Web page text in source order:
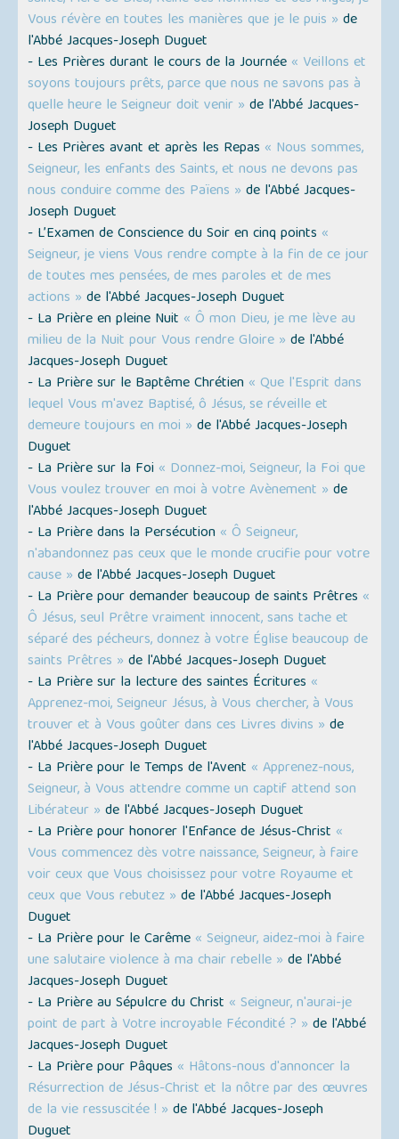
Vous révère en toutes les manières que je le puis » de
l'Abbé Jacques-Joseph Duguet
- Les Prières durant le cours de la Journée « Veillons et
soyons toujours prêts, parce que nous ne savons pas à
quelle heure le Seigneur doit venir » de l'Abbé Jacques-
Joseph Duguet
- Les Prières avant et après les Repas « Nous sommes,
Seigneur, les enfants des Saints, et nous ne devons pas
nous conduire comme des Païens » de l'Abbé Jacques-
Joseph Duguet
- L’Examen de Conscience du Soir en cinq points «
Seigneur, je viens Vous rendre compte à la fin de ce jour
de toutes mes pensées, de mes paroles et de mes
actions » de l'Abbé Jacques-Joseph Duguet
- La Prière en pleine Nuit « Ô mon Dieu, je me lève au
milieu de la Nuit pour Vous rendre Gloire » de l'Abbé
Jacques-Joseph Duguet
- La Prière sur le Baptême Chrétien « Que l'Esprit dans
lequel Vous m'avez Baptisé, ô Jésus, se réveille et
demeure toujours en moi » de l'Abbé Jacques-Joseph
Duguet
- La Prière sur la Foi « Donnez-moi, Seigneur, la Foi que
Vous voulez trouver en moi à votre Avènement » de
l'Abbé Jacques-Joseph Duguet
- La Prière dans la Persécution « Ô Seigneur,
n'abandonnez pas ceux que le monde crucifie pour votre
cause » de l'Abbé Jacques-Joseph Duguet
- La Prière pour demander beaucoup de saints Prêtres «
Ô Jésus, seul Prêtre vraiment innocent, sans tache et
séparé des pécheurs, donnez à votre Église beaucoup de
saints Prêtres » de l'Abbé Jacques-Joseph Duguet
- La Prière sur la lecture des saintes Écritures «
Apprenez-moi, Seigneur Jésus, à Vous chercher, à Vous
trouver et à Vous goûter dans ces Livres divins » de
l'Abbé Jacques-Joseph Duguet
- La Prière pour le Temps de l'Avent « Apprenez-nous,
Seigneur, à Vous attendre comme un captif attend son
Libérateur » de l'Abbé Jacques-Joseph Duguet
- La Prière pour honorer l'Enfance de Jésus-Christ «
Vous commencez dès votre naissance, Seigneur, à faire
voir ceux que Vous choisissez pour votre Royaume et
ceux que Vous rebutez » de l'Abbé Jacques-Joseph
Duguet
- La Prière pour le Carême « Seigneur, aidez-moi à faire
une salutaire violence à ma chair rebelle » de l'Abbé
Jacques-Joseph Duguet
- La Prière au Sépulcre du Christ « Seigneur, n'aurai-je
point de part à Votre incroyable Fécondité ? » de l'Abbé
Jacques-Joseph Duguet
- La Prière pour Pâques « Hâtons-nous d'annoncer la
Résurrection de Jésus-Christ et la nôtre par des œuvres
de la vie ressuscitée ! » de l'Abbé Jacques-Joseph
Duguet